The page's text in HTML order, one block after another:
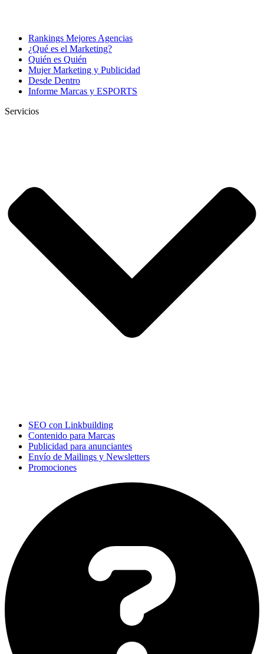
Rankings Mejores Agencias
¿Qué es el Marketing?
Quién es Quién
Mujer Marketing y Publicidad
Desde Dentro
Informe Marcas y ESPORTS
Servicios
SEO con Linkbuilding
Contenido para Marcas
Publicidad para anunciantes
Envío de Mailings y Newsletters
Promociones